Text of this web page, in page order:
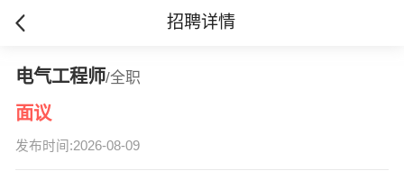
招聘详情
电气工程师/全职
面议
发布时间:2026-08-09